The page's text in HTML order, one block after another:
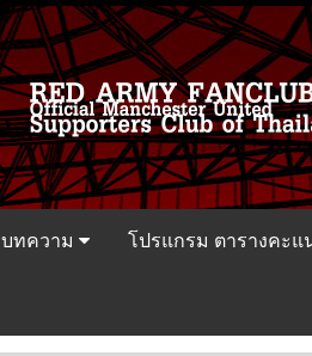
บทความ โปรแกรม ตารางคะ